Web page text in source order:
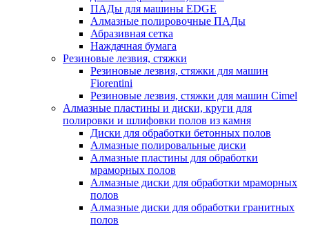
ПАДы для машины EDGE
Алмазные полировочные ПАДы
Абразивная сетка
Наждачная бумага
Резиновые лезвия, стяжки
Резиновые лезвия, стяжки для машин
Fiorentini
Резиновые лезвия, стяжки для машин Cimel
Алмазные пластины и диски, круги для
полировки и шлифовки полов из камня
Диски для обработки бетонных полов
Алмазные полировальные диски
Алмазные пластины для обработки
мраморных полов
Алмазные диски для обработки мраморных
полов
Алмазные диски для обработки гранитных
полов